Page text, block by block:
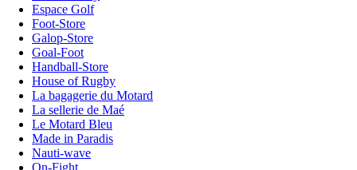
Espace Golf
Foot-Store
Galop-Store
Goal-Foot
Handball-Store
House of Rugby
La bagagerie du Motard
La sellerie de Maé
Le Motard Bleu
Made in Paradis
Nauti-wave
On-Fight